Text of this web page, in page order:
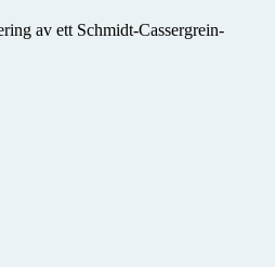
av ett Schmidt-Cassergrein-